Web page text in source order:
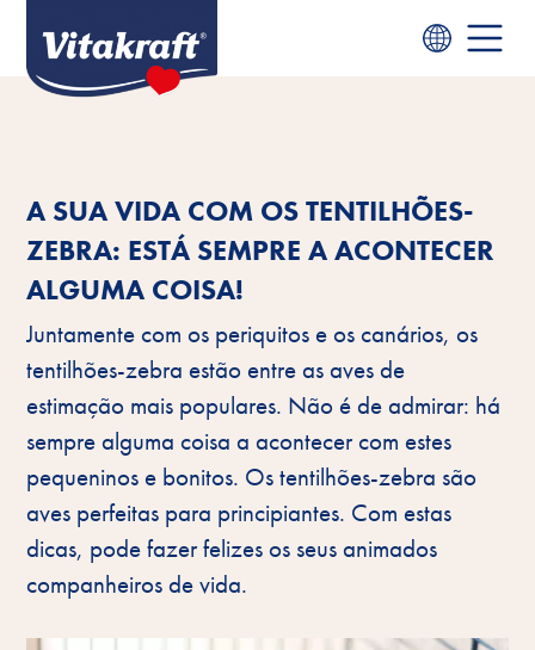
A SUA VIDA COM OS TENTILHÕES-
ZEBRA: ESTÁ SEMPRE A ACONTECER
ALGUMA COISA!
Juntamente com os periquitos e os canários, os
tentilhões-zebra estão entre as aves de
estimação mais populares. Não é de admirar: há
sempre alguma coisa a acontecer com estes
pequeninos e bonitos. Os tentilhões-zebra são
aves perfeitas para principiantes. Com estas
dicas, pode fazer felizes os seus animados
companheiros de vida.